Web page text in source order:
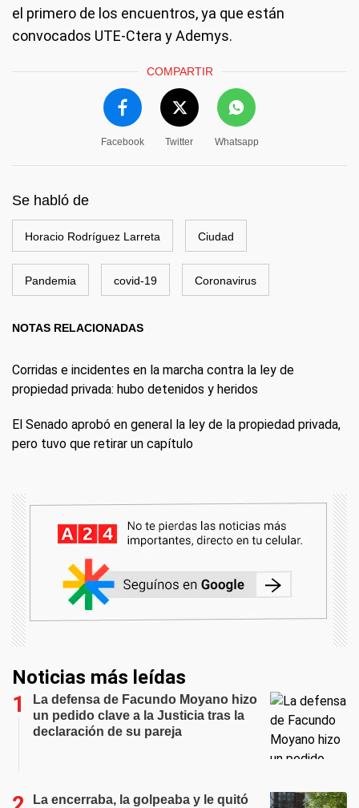
el primero de los encuentros, ya que están
convocados UTE-Ctera y Ademys.
COMPARTIR
Facebook Twitter Whatsapp
Se habló de
Horacio Rodríguez Larreta Ciudad
Pandemia covid-19 Coronavirus
NOTAS RELACIONADAS
Corridas e incidentes en la marcha contra la ley de
propiedad privada: hubo detenidos y heridos
El Senado aprobó en general la ley de la propiedad privada,
pero tuvo que retirar un capítulo
Noticias más leídas
La defensa de Facundo Moyano hizo
un pedido clave a la Justicia tras la
declaración de su pareja
La encerraba, la golpeaba y le quitó